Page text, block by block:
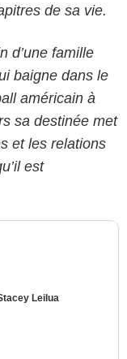
de sa vie.
d’une famille
baigne dans le
américain à
sa destinée met
et les relations
est
Leilua